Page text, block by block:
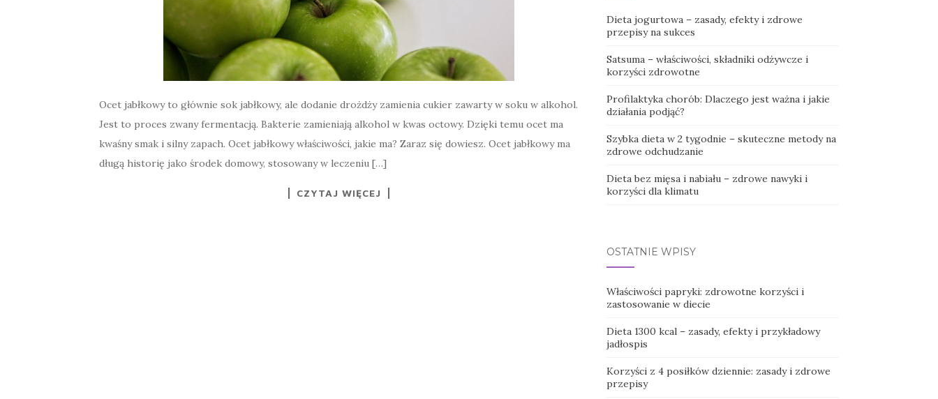
Ocet jabłkowy to głównie sok jabłkowy, ale dodanie drożdży zamienia cukier zawarty w soku w alkohol.
Jest to proces zwany fermentacją. Bakterie zamieniają alkohol w kwas octowy. Dzięki temu ocet ma
kwaśny smak i silny zapach. Ocet jabłkowy właściwości, jakie ma? Zaraz się dowiesz. Ocet jabłkowy ma
długą historię jako środek domowy, stosowany w leczeniu […]
CZYTAJ WIĘCEJ
Dieta jogurtowa – zasady, efekty i zdrowe
przepisy na sukces
Satsuma – właściwości, składniki odżywcze i
korzyści zdrowotne
Profilaktyka chorób: Dlaczego jest ważna i jakie
działania podjąć?
Szybka dieta w 2 tygodnie – skuteczne metody na
zdrowe odchudzanie
Dieta bez mięsa i nabiału – zdrowe nawyki i
korzyści dla klimatu
OSTATNIE WPISY
Właściwości papryki: zdrowotne korzyści i
zastosowanie w diecie
Dieta 1300 kcal – zasady, efekty i przykładowy
jadłospis
Korzyści z 4 posiłków dziennie: zasady i zdrowe
przepisy